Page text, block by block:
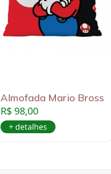
Almofada Mario Bross
R$ 98,00
+ detalhes